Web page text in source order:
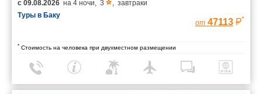
с 09.08.2026 на 4 ночи 3
завтраки
Туры в Баку
от 47113 *
* Стоимость на человека при двухместном размещении